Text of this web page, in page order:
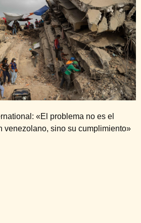
«El problema no es el
venezolano, sino su cumplimiento»